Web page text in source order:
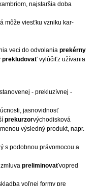
najstaršia doba
môže viesťku vzniku kar-
veci do odvolania prekérny
prekludovať vylúčiťz užívania
- prekluzívnej -
jasnovidnosť
prekurzorvýchodisková
výsledný produkt, napr.
s podobnou právomocou a
preliminovaťvopred
voľnej formy pre